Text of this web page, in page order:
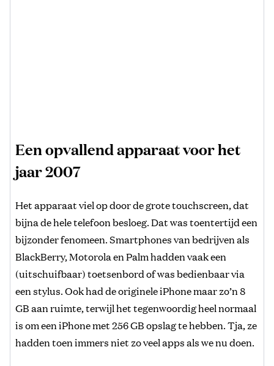
Een opvallend apparaat voor het
jaar 2007
Het apparaat viel op door de grote touchscreen, dat
bijna de hele telefoon besloeg. Dat was toentertijd een
bijzonder fenomeen. Smartphones van bedrijven als
BlackBerry, Motorola en Palm hadden vaak een
(uitschuifbaar) toetsenbord of was bedienbaar via
een stylus. Ook had de originele iPhone maar zo’n 8
GB aan ruimte, terwijl het tegenwoordig heel normaal
is om een iPhone met 256 GB opslag te hebben. Tja, ze
hadden toen immers niet zo veel apps als we nu doen.